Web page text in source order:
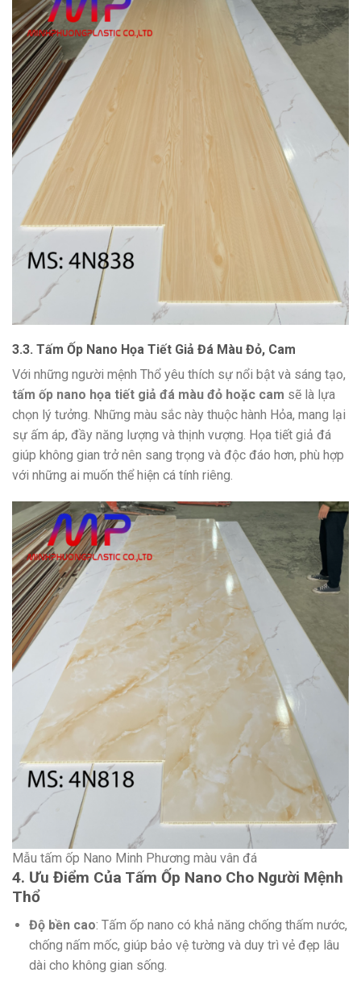
3.3. Tấm Ốp Nano Họa Tiết Giả Đá Màu Đỏ, Cam
Với những người mệnh Thổ yêu thích sự nổi bật và sáng tạo,
tấm ốp nano họa tiết giả đá màu đỏ hoặc cam sẽ là lựa
chọn lý tưởng. Những màu sắc này thuộc hành Hỏa, mang lại
sự ấm áp, đầy năng lượng và thịnh vượng. Họa tiết giả đá
giúp không gian trở nên sang trọng và độc đáo hơn, phù hợp
với những ai muốn thể hiện cá tính riêng.
Mẫu tấm ốp Nano Minh Phương màu vân đá
4. Ưu Điểm Của Tấm Ốp Nano Cho Người Mệnh
Thổ
Độ bền cao: Tấm ốp nano có khả năng chống thấm nước,
chống nấm mốc, giúp bảo vệ tường và duy trì vẻ đẹp lâu
dài cho không gian sống.